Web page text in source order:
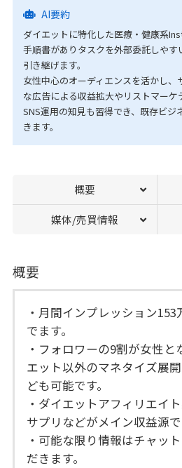
AI要約
ダイエットに特化した医療・健康系
手順書がありタスクを外部委託しや
引き継げます。
女性中心のオーディエンスを活かし
な広告による収益拡大やリストマーケ
SNS運用の知見も習得でき、既存ビジ
きます。
概要
媒体/売買情報
概要
・月間インプレッション
でます。
・フォロワーの9割が女性と
エット以外のマネタイズ展
ども可能です。
・ダイエットアフィリエイ
サプリなどがメイン収益源で
・可能な限り情報はチャッ
だきます。